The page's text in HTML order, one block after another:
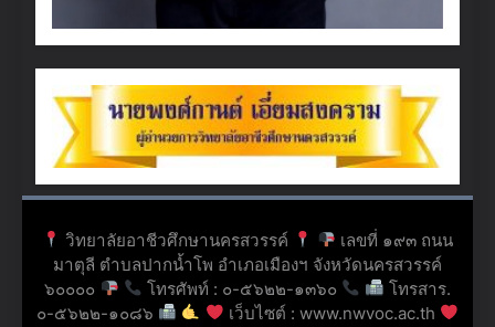
วิทยาลัยอาชีวศึกษานครสวรรค์
เลขที่ ๑๙๓ ถนน
มาตุลี ตำบลปากน้ำโพ อำเภอเมืองฯ จังหวัดนครสวรรค์
๖๐๐๐๐
โทรศัพท์ : ๐-๕๖๒๒-๑๓๖๐
โทรสาร.
๐-๕๖๒๒-๑๐๘๖
เว็บไซต์ : www.nwvoc.ac.th